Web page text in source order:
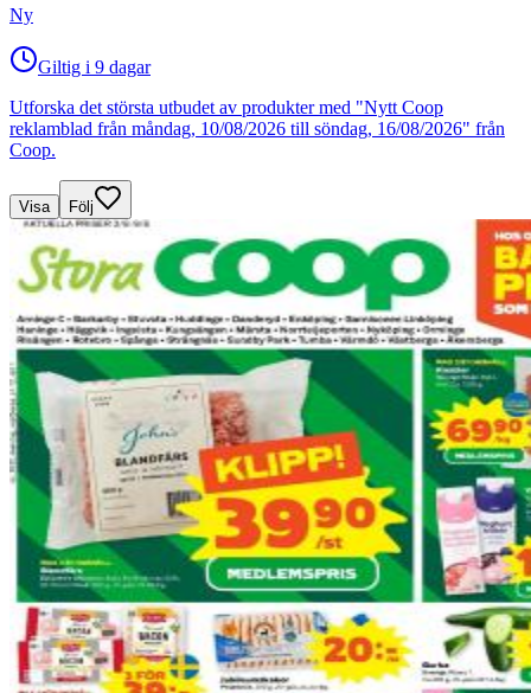
Ny
Giltig i 9 dagar
Utforska det största utbudet av produkter med "Nytt Coop
reklamblad från måndag, 10/08/2026 till söndag, 16/08/2026" från
Coop.
Visa Följ